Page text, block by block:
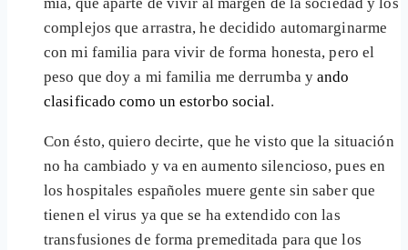
mía, que aparte de vivir al margen de la sociedad y los
complejos que arrastra, he decidido automarginarme
con mi familia para vivir de forma honesta, pero el
peso que doy a mi familia me derrumba yando
clasificado como un estorbo social.
Con ésto, quiero decirte, que he visto que la situación
no ha cambiado y va en aumento silencioso, pues en
los hospitales españoles muere gente sin saber que
tienen el virus ya que se ha extendido con las
transfusiones de forma premeditada para que los